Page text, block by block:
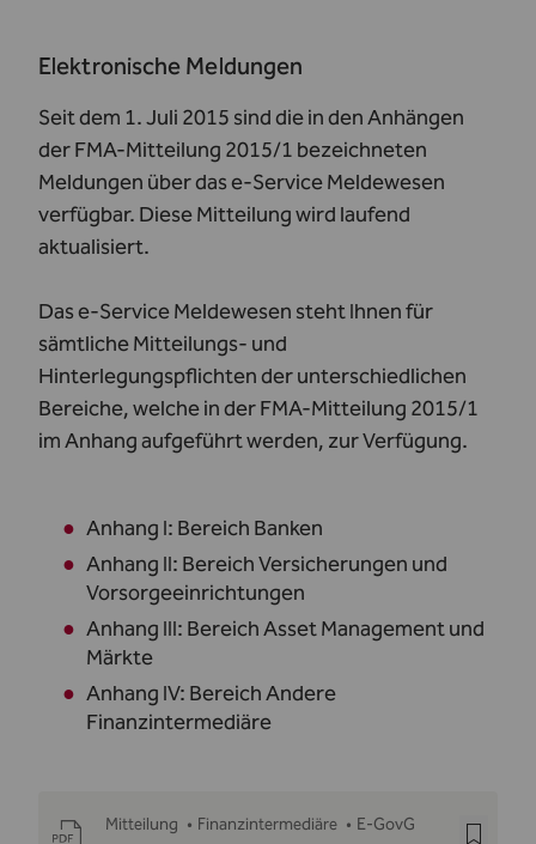
Elektronische Meldungen
Seit dem 1. Juli 2015 sind die in den Anhängen
der FMA-Mitteilung 2015/1 bezeichneten
Meldungen über das e-Service Meldewesen
verfügbar. Diese Mitteilung wird laufend
aktualisiert.
Das e-Service Meldewesen steht Ihnen für
sämtliche Mitteilungs- und
Hinterlegungspflichten der unterschiedlichen
Bereiche, welche in der FMA-Mitteilung 2015/1
im Anhang aufgeführt werden, zur Verfügung.
Anhang I: Bereich Banken
Anhang II: Bereich Versicherungen und
Vorsorgeeinrichtungen
Anhang III: Bereich Asset Management und
Märkte
Anhang IV: Bereich Andere
Finanzintermediäre
Mitteilung • Finanzintermediäre • E-GovG